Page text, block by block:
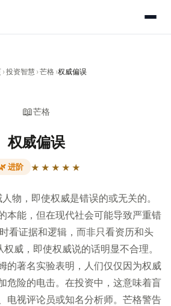
›投资智慧 ›芒格 ›权威偏误
📖芒格
权威偏误
进阶 ★★★★★
物，即使权威是错误的或无关的。
本能，但在现代社会可能导致严重错
看证据和逻辑，而非只看资历和头
威，即使权威说的话明显不合理。
的著名实验表明，人们仅仅因为权威
危险的电击。在投资中，这意味着盲
电视评论员或知名分析师。芒格警告